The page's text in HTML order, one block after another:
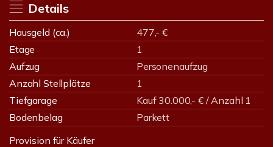
Details
Hausgeld (ca.)
477,- €
Etage
1
Aufzug
Personenaufzug
Anzahl Stellplätze
1
Tiefgarage
Kauf 30.000,- € / Anzahl 1
Bodenbelag
Parkett
Provision für Käufer